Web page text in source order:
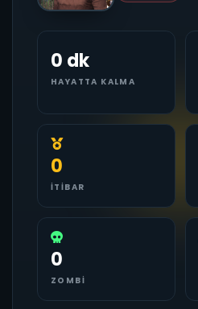
0 dk
HAYATTA KALMA
0
İTIBAR
0
ZOMBI